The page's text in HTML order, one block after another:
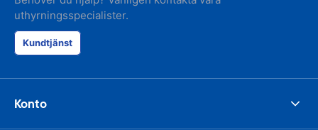
uthyrningsspecialister.
Kundtjänst
Konto